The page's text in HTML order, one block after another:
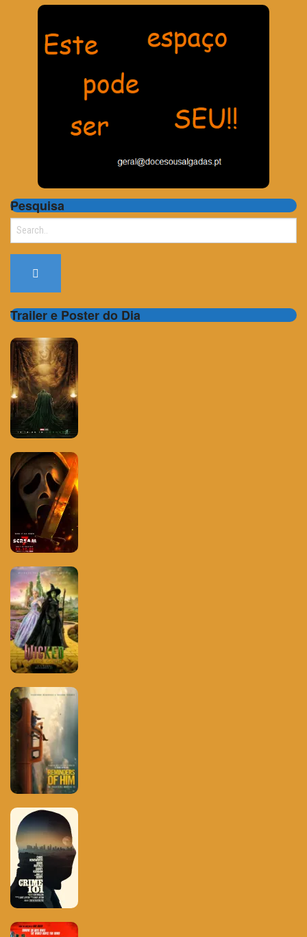
Pesquisa
Search
Trailer e Poster do Dia